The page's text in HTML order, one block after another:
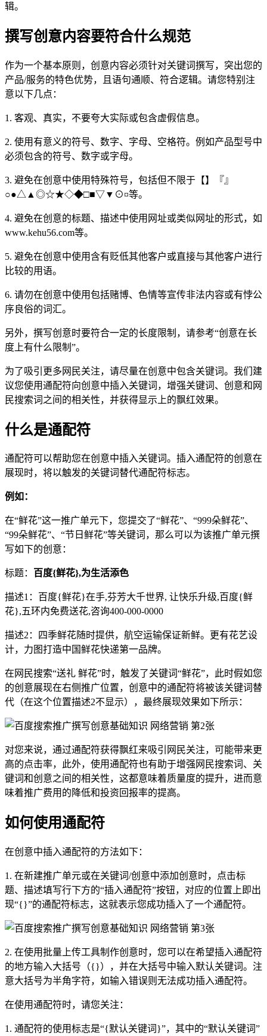
辑。
撰写创意内容要符合什么规范
作为一个基本原则，创意内容必须针对关键词撰写，突出您的
产品/服务的特色优势，且语句通顺、符合逻辑。请您特别注
意以下几点：
1. 客观、真实，不要夸大实际或包含虚假信息。
2. 使用有意义的符号、数字、字母、空格符。例如产品型号中
必须包含的符号、数字或字母。
3. 避免在创意中使用特殊符号，包括但不限于【】『』
○●△▲◎☆★◇◆□■▽▼⊙¤等。
4. 避免在创意的标题、描述中使用网址或类似网址的形式，如
www.kehu56.com等。
5. 避免在创意中使用含有贬低其他客户或直接与其他客户进行
比较的用语。
6. 请勿在创意中使用包括赌博、色情等宣传非法内容或有悖公
序良俗的词汇。
另外，撰写创意时要符合一定的长度限制，请参考“创意在长
度上有什么限制”。
为了吸引更多网民关注，请尽量在创意中包含关键词。我们建
议您使用通配符向创意中插入关键词，增强关键词、创意和网
民搜索词之间的相关性，并获得显示上的飘红效果。
什么是通配符
通配符可以帮助您在创意中插入关键词。插入通配符的创意在
展现时，将以触发的关键词替代通配符标志。
例如：
在“鲜花”这一推广单元下，您提交了“鲜花”、“999朵鲜花”、
“99朵鲜花”、“节日鲜花”等关键词，那么可以为该推广单元撰
写如下的创意：
标题： 百度{鲜花},为生活添色
描述1：百度{鲜花}在手,芬芳大千世界, 让快乐升级,百度{鲜
花},五环内免费送花,咨询400-000-0000
描述2：四季鲜花随时提供，航空运输保证新鲜。更有花艺设
计，力图打造中国鲜花快递第一品牌。
在网民搜索“送礼 鲜花”时，触发了关键词“鲜花”，此时假如您
的创意展现在右侧推广位置，创意中的通配符将被该关键词替
代（在这个位置描述2不显示），最终展现效果如下所示：
对您来说，通过通配符获得飘红来吸引网民关注，可能带来更
高的点击率，此外，使用通配符也有助于增强网民搜索词、关
键词和创意之间的相关性，这都意味着质量度的提升，进而意
味着推广费用的降低和投资回报率的提高。
如何使用通配符
在创意中插入通配符的方法如下：
1. 在新建推广单元或在关键词/创意中添加创意时，点击标
题、描述填写行下方的“插入通配符”按钮，对应的位置上即出
现“{}”的通配符标志，这就表示您成功插入了一个通配符。
2. 在使用批量上传工具制作创意时，您可以在希望插入通配符
的地方输入大括号（{}），并在大括号中输入默认关键词。注
意大括号为半角字符，如输入错误则无法成功插入通配符。
在使用通配符时，请您关注：
1. 通配符的使用标志是“{默认关键词}”，其中的“默认关键词”